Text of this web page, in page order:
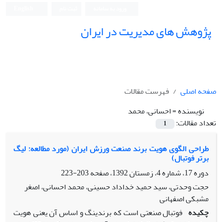
پژوهش های مدیریت در ایران
صفحه اصلی
فهرست مقالات
نویسنده =احسانی، محمد
تعداد مقالات:
1
طراحی الگوی هویت برند صنعت ورزش ایران (مورد مطالعه: لیگ
برتر فوتبال)
دوره 17، شماره 4، زمستان 1392، صفحه
203-223
حجت وحدتی، سید حمید خداداد حسینی، محمد احسانی، اصغر
مشبکی اصفهانی
چکیده فوتبال صنعتی است که برندینگ و اساس آن یعنی هویت